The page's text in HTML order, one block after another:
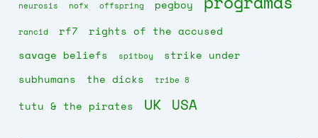
neurosis nofx offspring pegboy
rancid rf7
rights of the accused
savage beliefs
spitboy
strike under
subhumans
the dicks tribe 8
tutu & the pirates UK USA